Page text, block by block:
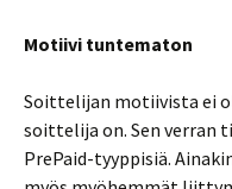
Motiivi tuntematon
Soittelijan motiivista ei
soittelija on. Sen
PrePaid-tyyppisiä.